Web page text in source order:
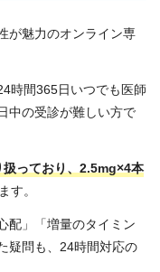
が魅力のオンライン専
時間365日いつでも医師
中の受診が難しい方で
っており、2.5mg×4本
す。
配」「増量のタイミン
疑問も、24時間対応の